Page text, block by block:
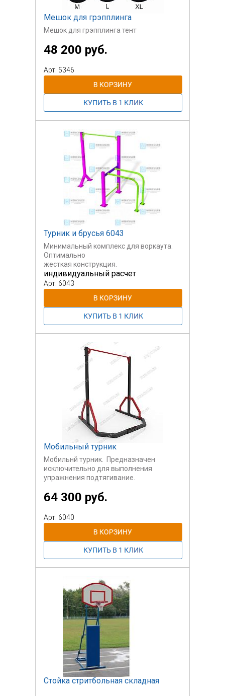
Мешок для грэпплинга
Мешок для грэпплинга тент
48 200 руб.
Арт: 5346
Турник и брусья 6043
Минимальный комплекс для воркаута.
Оптимально
жесткая конструкция.
индивидуальный расчет
Арт: 6043
Мобильный турник
Мобильнй турник. Предназначен
исключительно для выполнения
упражнения подтягивание.
64 300 руб.
Арт: 6040
Стойка стритбольная складная